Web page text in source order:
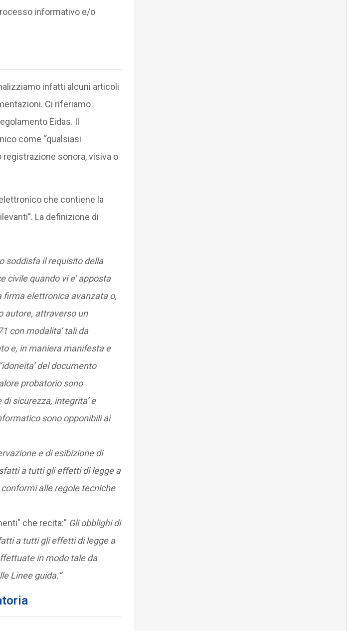
informativo e/o
infatti alcuni articoli
Ci riferiamo
Eidas. Il
come “qualsiasi
sonora, visiva o
che contiene la
La definizione di
soddisfa il requisito della
civile quando vi e’ apposta
elettronica avanzata o,
autore, attraverso un
con modalita’ tali da
e, in maniera manifesta e
del documento
probatorio sono
sicurezza, integrita’ e
sono opponibili ai
e di esibizione di
a tutti gli effetti di legge a
alle regole tecniche
che recita:” Gli obblighi di
a tutti gli effetti di legge a
in modo tale da
Linee guida.”